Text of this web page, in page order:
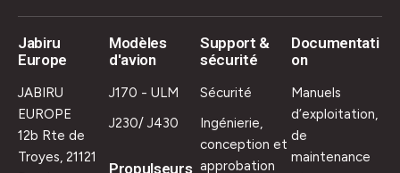
Jabiru
Europe
JABIRU
EUROPE
12b Rte de
Troyes, 21121
Modèles
d'avion
J170 - ULM
J230/ J430
Propulseurs
Support &
sécurité
Sécurité
Ingénierie,
conception et
approbation
Documentati
on
Manuels
d’exploitation,
de
maintenance